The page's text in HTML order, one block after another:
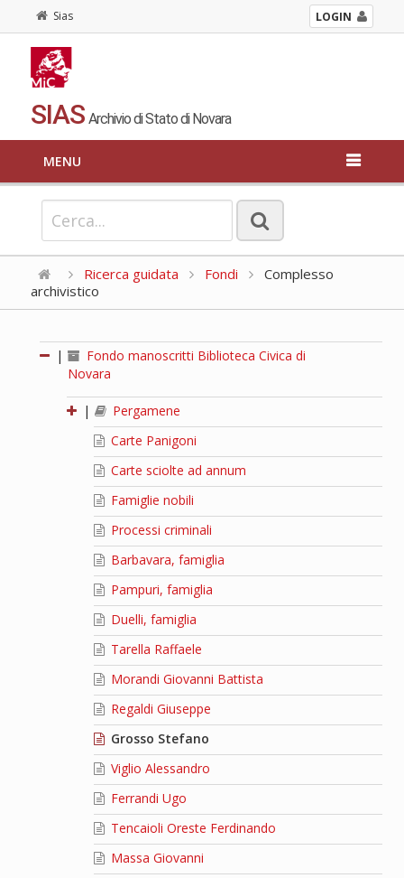
Sias LOGIN
SIAS Archivio di Stato di Novara
MENU
Ricerca guidata Fondi
Complesso
archivistico
|
Fondo manoscritti Biblioteca Civica di
Novara
|
Pergamene
Carte Panigoni
Carte sciolte ad annum
Famiglie nobili
Processi criminali
Barbavara, famiglia
Pampuri, famiglia
Duelli, famiglia
Tarella Raffaele
Morandi Giovanni Battista
Regaldi Giuseppe
Grosso Stefano
Viglio Alessandro
Ferrandi Ugo
Tencaioli Oreste Ferdinando
Massa Giovanni